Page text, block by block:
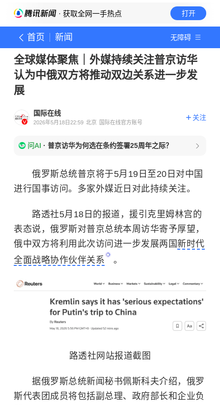
· 获取全网一手热点 打开
首页 新闻 无障碍
全球媒体聚焦｜外媒持续关注普京访华
认为中俄双方将推动双边关系进一步发
展
国际在线
2026年5月18日22:59 北京 国际在线官方账号
关注
问AI · 普京访华为何选在条约签署25周年之际？
俄罗斯总统普京将于5月19日至20日对中国
进行国事访问。多家外媒近日对此持续关注。
路透社5月18日的报道，援引克里姆林宫的
表态说，俄罗斯对普京总统本周访华寄予厚望，
俄中双方将利用此次访问进一步发展两国新时代
全面战略协作伙伴关系
。
路透社网站报道截图
据俄罗斯总统新闻秘书佩斯科夫介绍，俄罗
斯代表团成员将包括副总理、政府部长和企业负